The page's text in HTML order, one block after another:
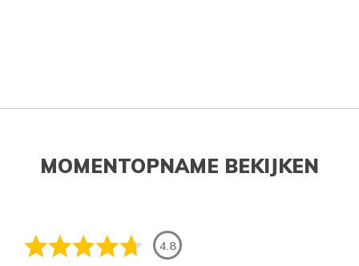
MOMENTOPNAME BEKIJKEN
4.8